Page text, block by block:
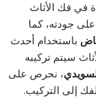
في فك الأثاث
جودته، كما
باستخدام أحدث
سيتم تركيبه
، نحرص على
إلى التركيب.